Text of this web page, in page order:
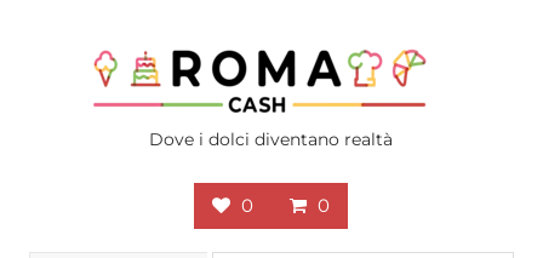
Dove i dolci diventano realtà
0 0